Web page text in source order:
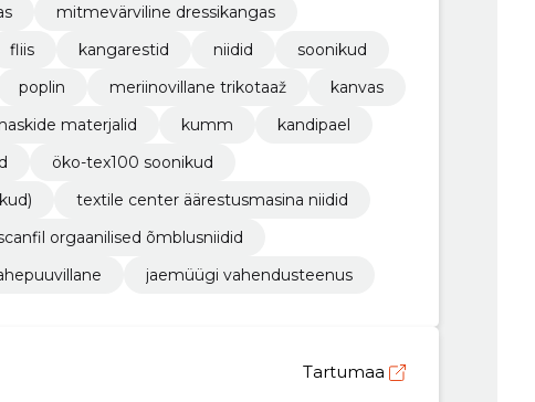
mitmevärviline dressikangas
fliis kangarestid niidid
soonikud
poplin meriinovillane trikotaaž
kanvas
materjalid kumm
kandipael
öko-tex100 soonikud
textile center äärestusmasina niidid
orgaanilised õmblusniidid
jaemüügi vahendusteenus
Tartumaa